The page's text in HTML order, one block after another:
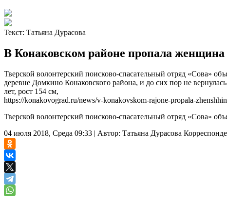
Текст: Татьяна Дурасова
В Конаковском районе пропала женщина
Тверской волонтерский поисково-спасательный отряд «Сова»
деревне Домкино Конаковского района, и до сих пор не
лет, рост 154 см,
https://konakovograd.ru/news/v-konakovskom-rajone-propala-
Тверской волонтерский поисково-спасательный отряд «Сова»
04 июля 2018, Среда 09:33 | Автор: Татьяна Дурасова